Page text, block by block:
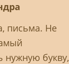
письма. Не
нужную букву,